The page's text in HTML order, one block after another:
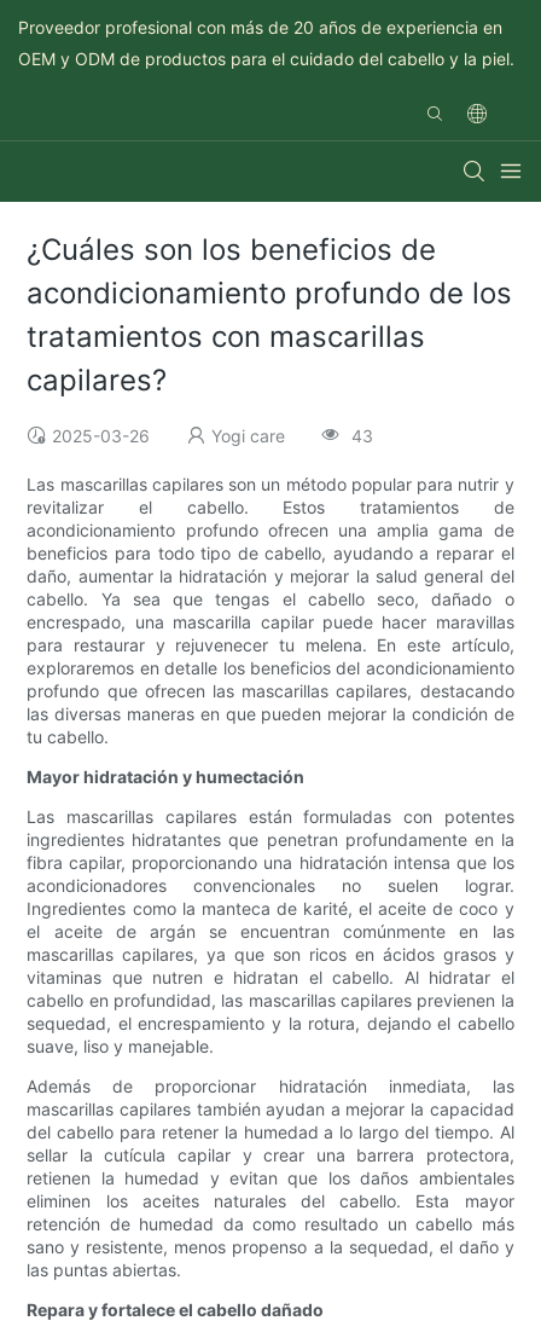
Proveedor profesional con más de 20 años de experiencia en
OEM y ODM de productos para el cuidado del cabello y la piel.
¿Cuáles son los beneficios de
acondicionamiento profundo de los
tratamientos con mascarillas
capilares?
2025-03-26 Yogi care 43
Las mascarillas capilares son un método popular para nutrir y
revitalizar el cabello. Estos tratamientos de
acondicionamiento profundo ofrecen una amplia gama de
beneficios para todo tipo de cabello, ayudando a reparar el
daño, aumentar la hidratación y mejorar la salud general del
cabello. Ya sea que tengas el cabello seco, dañado o
encrespado, una mascarilla capilar puede hacer maravillas
para restaurar y rejuvenecer tu melena. En este artículo,
exploraremos en detalle los beneficios del acondicionamiento
profundo que ofrecen las mascarillas capilares, destacando
las diversas maneras en que pueden mejorar la condición de
tu cabello.
Mayor hidratación y humectación
Las mascarillas capilares están formuladas con potentes
ingredientes hidratantes que penetran profundamente en la
fibra capilar, proporcionando una hidratación intensa que los
acondicionadores convencionales no suelen lograr.
Ingredientes como la manteca de karité, el aceite de coco y
el aceite de argán se encuentran comúnmente en las
mascarillas capilares, ya que son ricos en ácidos grasos y
vitaminas que nutren e hidratan el cabello. Al hidratar el
cabello en profundidad, las mascarillas capilares previenen la
sequedad, el encrespamiento y la rotura, dejando el cabello
suave, liso y manejable.
Además de proporcionar hidratación inmediata, las
mascarillas capilares también ayudan a mejorar la capacidad
del cabello para retener la humedad a lo largo del tiempo. Al
sellar la cutícula capilar y crear una barrera protectora,
retienen la humedad y evitan que los daños ambientales
eliminen los aceites naturales del cabello. Esta mayor
retención de humedad da como resultado un cabello más
sano y resistente, menos propenso a la sequedad, el daño y
las puntas abiertas.
Repara y fortalece el cabello dañado